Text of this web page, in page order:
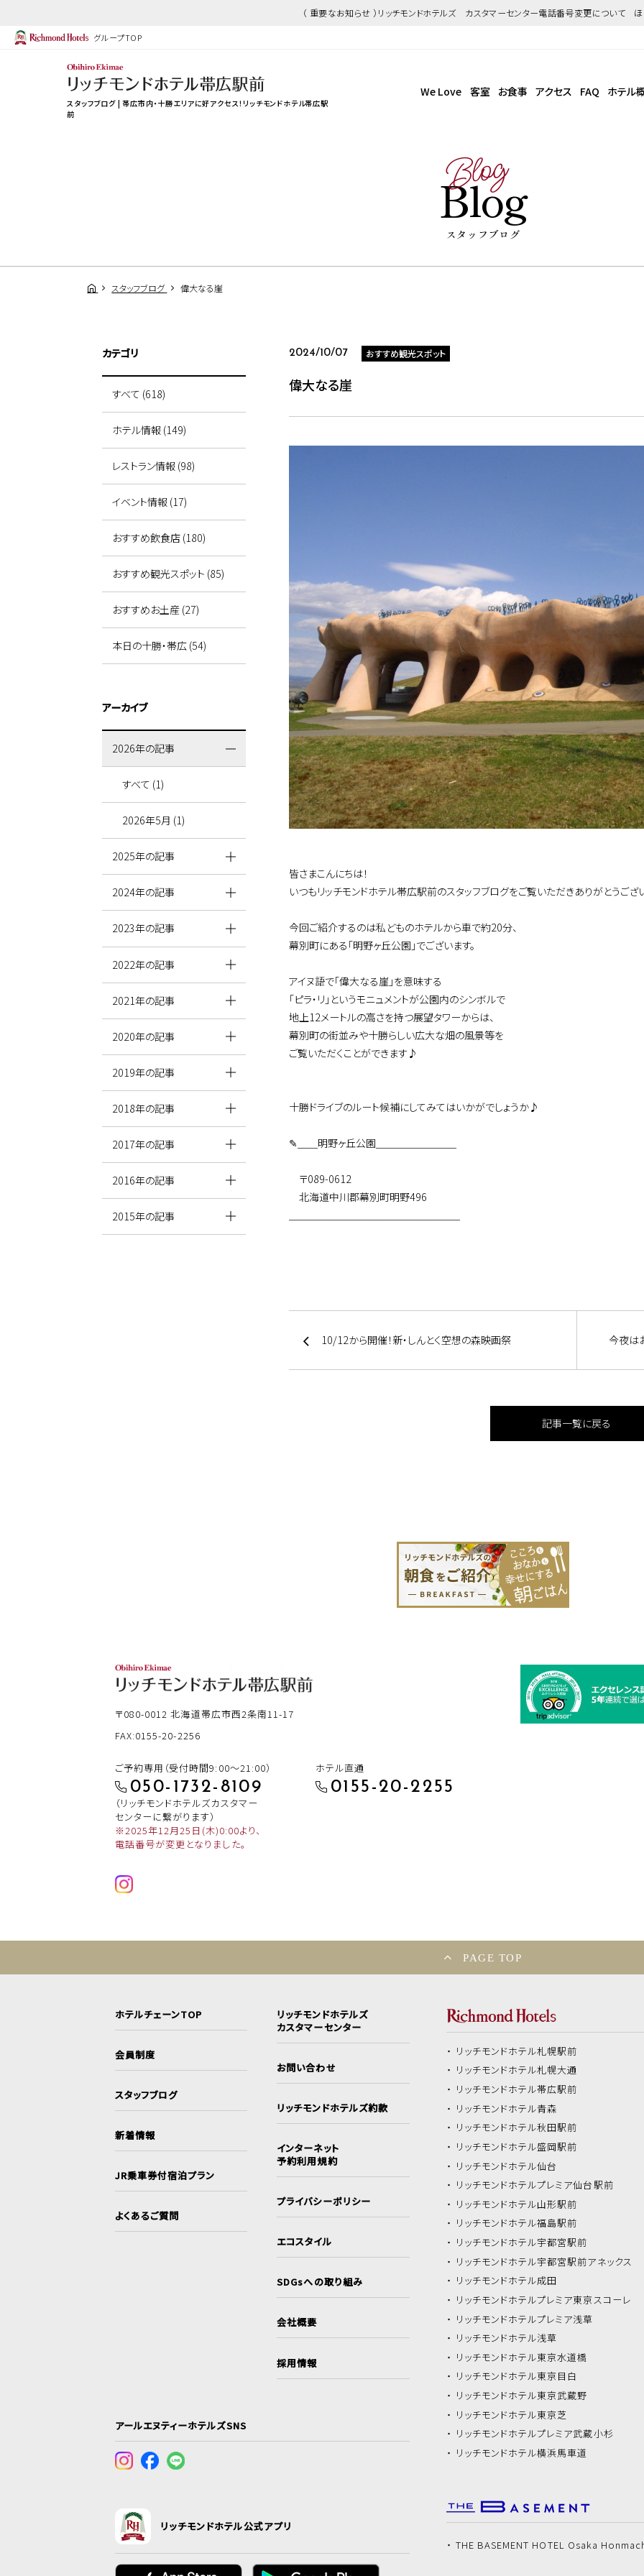
（ 重要なお知らせ ）リッチモンドホテルズ カスタマーセンター電話番号変更について
グループTOP
スタッフブログ | 帯広市内・十勝エリアに好アクセス！リッチモンドホテル帯広駅
前
We Love 客室 お食事 アクセス FAQ ホテル
Blog
Blog
スタッフブログ
スタッフブログ 偉大なる崖
2024/10/07 おすすめ観光スポット
偉大なる崖
皆さまこんにちは！
いつもリッチモンドホテル帯広駅前のスタッフブログをご覧いただきありがとうござ
今回ご紹介するのは私どものホテルから車で約20分、
幕別町にある「明野ヶ丘公園」でございます。
アイヌ語で「偉大なる崖」を意味する
「ピラ・リ」というモニュメントが公園内のシンボルで
地上12メートルの高さを持つ展望タワーからは、
幕別町の街並みや十勝らしい広大な畑の風景等を
ご覧いただくことができます♪
十勝ドライブのルート候補にしてみてはいかがでしょうか♪
✎＿＿明野ヶ丘公園＿＿＿＿＿＿＿＿
〒089-0612
北海道中川郡幕別町明野496
10/12から開催！新・しんとく空想の森映画祭 今夜は
記事一覧に戻る
カテゴリ
すべて (618)
ホテル情報 (149)
レストラン情報 (98)
イベント情報 (17)
おすすめ飲食店 (180)
おすすめ観光スポット (85)
おすすめお土産 (27)
本日の十勝・帯広 (54)
アーカイブ
2026年の記事
すべて (1)
2026年5月 (1)
2025年の記事
2024年の記事
2023年の記事
2022年の記事
2021年の記事
2020年の記事
2019年の記事
2018年の記事
2017年の記事
2016年の記事
2015年の記事
〒080-0012北海道帯広市西2条南11-17
FAX:0155-20-2256
ご予約専用（受付時間9:00～21:00）
050-1732-8109
（リッチモンドホテルズカスタマー
センターに繋がります）
※2025年12月25日(木)0:00より、
電話番号が変更となりました。
ホテル直通
0155-20-2255
PAGE TOP
ホテルチェーンTOP
会員制度
スタッフブログ
新着情報
JR乗車券付宿泊プラン
よくあるご質問
リッチモンドホテルズ
カスタマーセンター
お問い合わせ
リッチモンドホテルズ約款
インターネット
予約利用規約
プライバシーポリシー
エコスタイル
SDGsへの取り組み
会社概要
採用情報
アールエヌティーホテルズSNS
リッチモンドホテル公式アプリ
リッチモンドホテル札幌駅前
リッチモンドホテル札幌大通
リッチモンドホテル帯広駅前
リッチモンドホテル青森
リッチモンドホテル秋田駅前
リッチモンドホテル盛岡駅前
リッチモンドホテル仙台
リッチモンドホテルプレミア仙台駅前
リッチモンドホテル山形駅前
リッチモンドホテル福島駅前
リッチモンドホテル宇都宮駅前
リッチモンドホテル宇都宮駅前アネックス
リッチモンドホテル成田
リッチモンドホテルプレミア東京スコーレ
リッチモンドホテルプレミア浅草
リッチモンドホテル浅草
リッチモンドホテル東京水道橋
リッチモンドホテル東京目白
リッチモンドホテル東京武蔵野
リッチモンドホテル東京芝
リッチモンドホテルプレミア武蔵小杉
リッチモンドホテル横浜馬車道
THE BASEMENT HOTEL Osaka